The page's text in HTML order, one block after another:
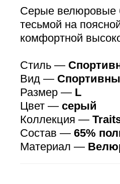
Серые велюровые
тесьмой на
комфортной
Стиль —
Вид —
Размер — L
Цвет — серый
Коллекция —
Состав — 65%
Материал —